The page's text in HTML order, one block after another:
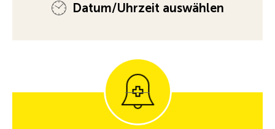
Datum/Uhrzeit auswählen